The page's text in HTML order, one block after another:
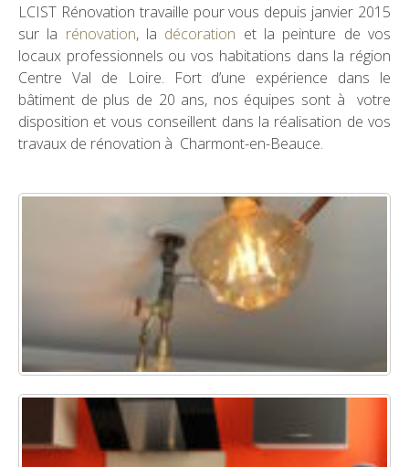
LCIST Rénovation travaille pour vous depuis janvier 2015
sur la rénovation, la décoration et la peinture de vos
locaux professionnels ou vos habitations dans la région
Centre Val de Loire. Fort d’une expérience dans le
bâtiment de plus de 20 ans, nos équipes sont à votre
disposition et vous conseillent dans la réalisation de vos
travaux de rénovation à Charmont-en-Beauce.